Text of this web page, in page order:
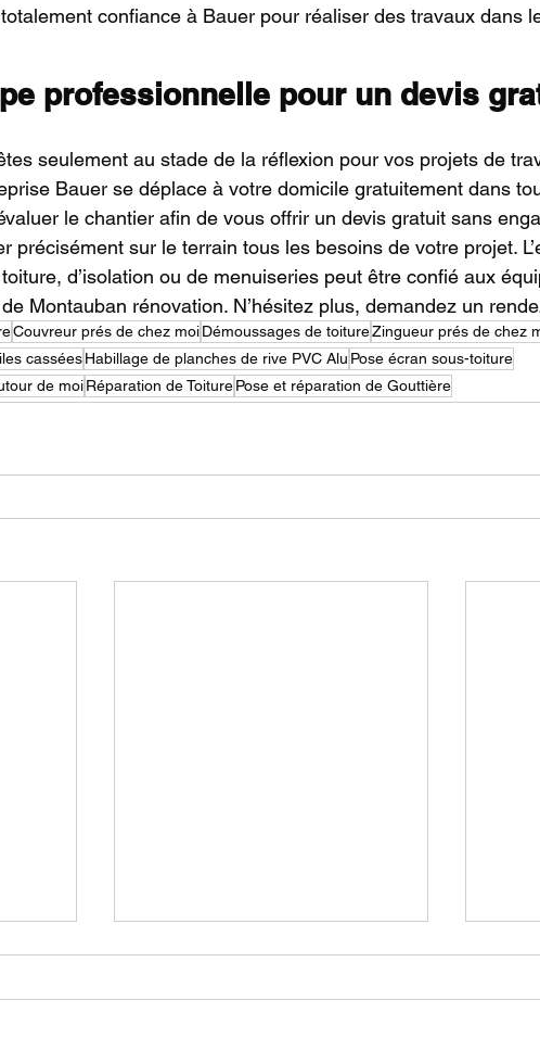
confiance à Bauer pour réaliser des travaux dans
professionnelle pour un devis
seulement au stade de la réflexion pour vos projets de
Bauer se déplace à votre domicile gratuitement dans
le chantier afin de vous offrir un devis gratuit sans
précisément sur le terrain tous les besoins de votre projet.
d’isolation ou de menuiseries peut être confié aux
Montauban rénovation. N’hésitez plus, demandez un
Couvreur prés de chez moiDémoussages de toitureZingueur prés de chez
casséesHabillage de planches de rive PVC Alu Pose écran sous-toiture
de moiRéparation de ToiturePose et réparation de Gouttière